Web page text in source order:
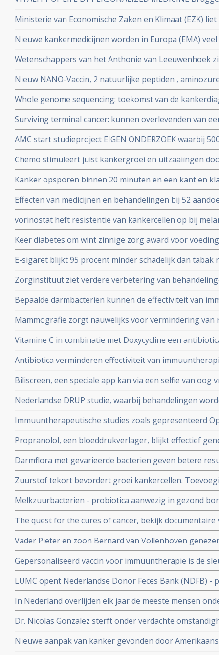
complementaire veld. 2 daags jubileumcongres om het
NatuurApotheek en het 20+2 jarig bestaan van de
september 2022
Ministerie van Economische Zaken en Klimaat (EZK)
bewust weg uit klimaatcampagne, zo ontdekte
Nieuwe kankermedicijnen worden in Europa (EMA)
Amerika (FDA) en kost tienduizenden levensjaren.
Wetenschappers van het Anthonie van Leeuwenhoek
combinatiebehandeling (one-two-punch ) van reeds
tot genezende behandeling van kanker te hebben
Nieuw NANO-Vaccin, 2 natuurlijke peptiden ,
voorkomt melanomen en uitzaaiingen bij melanomen
uitstekend te werken
Whole genome sequencing: toekomst van de
samen met UMC Utrecht
Surviving terminal cancer: kunnen overlevenden van
te overwinnen? Drie mannen overwonnen hun
15 en 20 jaar vrij van kanker met eigen cocktail van
AMC start studieproject EIGEN ONDERZOEK waarbij
en chronische vermoeidheid zelf hun ervaringen met
bijhouden via een app.
Chemo stimuleert juist kankergroei en uitzaaiïngen
eiwit WNT16B dat ook grote rol speelt bij wondheeling
Kanker opsporen binnen 20 minuten en een kant en
wordt binnen drie jaar mogelijk met nieuw apparaat
Effecten van medicijnen en behandelingen bij 52
moeten volgens het Zorginstituut vermeld worden in
vorinostat heft resistentie van kankercellen op bij
dure medicijnen aldus Rene Bernards van het NKI.
zwaar voorbehandelde multiple myeloma met 94
Keer diabetes om wint zinnige zorg award voor
E-sigaret blijkt 95 procent minder schadelijk dan
stoppen. Echter tieners lijken er juist door
roken
Zorginstituut ziet verdere verbetering van
nieuwe medicijnen en doet aanbevelingen in een
Bepaalde darmbacteriën kunnen de effectiviteit van
medicijnen verhogen bij de behandeling van
Mammografie zorgt nauwelijks voor vermindering van
gevorderde borstkanker maar wel voor veel meer
overdiagnose
Vitamine C in combinatie met Doxycycline een
kankerstamcellen en lijkt nieuwe behandelingsoptie
Antibiotica verminderen effectiviteit van
microbiota de resultaten sterk verbeteren van
medicijnen
Biliscreen, een speciale app kan via een selfie van
en aan geelzucht gerelateerde leveraandoeningen
Nederlandse DRUP studie, waarbij behandelingen
DNA mutaties en receptorenexpressie geeft
kankerpatienten
Immuuntherapeutische studies zoals gepresenteerd
juni 2017
Propranolol, een bloeddrukverlager, blijkt effectief
angiosarcomen en is goedgekeurd als
Europese Commissie.
Darmflora met gevarieerde bacterien geven betere
bij melanomen dan een minder gevarieerde darmflora.
Zuurstof tekort bevordert groei kankercellen.
ozontherapie - kan groei van tumorcellen remmen of
Melkzuurbacterien - probiotica aanwezig in gezond
tegen borstkanker blijkt uit kleinschalige studie
The quest for the cures of cancer, bekijk documentaire
wetenschappers en patienten over natuurlijke
Vader Pieter en zoon Bernard van Vollenhoven
en lymfklierkanker. Ook Jimmy Carter blijkt kankervrij.
kansen op genezen van kanker?
Gepersonaliseerd vaccin voor immuuntherapie is de
genezen van kanker ontdekt een team van
LUMC opent Nederlandse Donor Feces Bank (NDFB) -
gezond is zijn ontlasting kan doneren, welke gebruikt
darmflora bij zieke patienten.via neussonde
In Nederland overlijden elk jaar de meeste mensen
Nederland staat tweede voor mensen ouder dan 65
Dr. Nicolas Gonzalez sterft onder verdachte
de tijd de 10e complementair werkende arts die
verdachte omstandigheden
Nieuwe aanpak van kanker gevonden door